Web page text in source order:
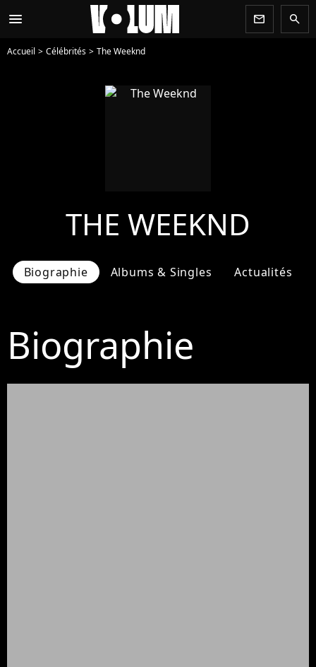
menu newsletter search
Accueil Célébrités The Weeknd
THE WEEKND
Biographie Albums & Singles Actualités
Biographie